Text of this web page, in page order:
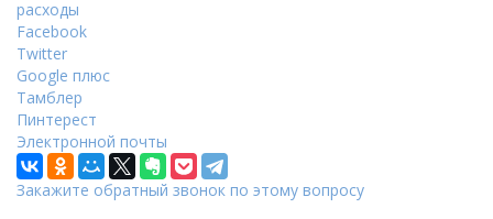
расходы
Facebook
Twitter
Google плюс
Тамблер
Пинтерест
Электронной почты
Закажите обратный звонок по этому вопросу